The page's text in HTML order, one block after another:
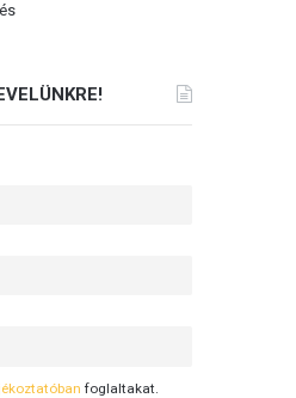
foglaltakat.